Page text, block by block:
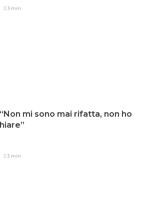
3 min
mi sono mai rifatta, non ho
3 min